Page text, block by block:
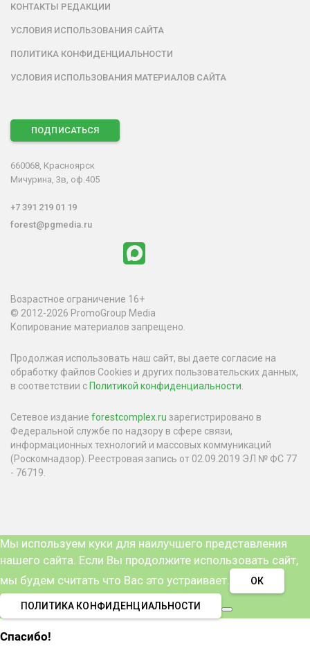
КОНТАКТЫ РЕДАКЦИИ
УСЛОВИЯ ИСПОЛЬЗОВАНИЯ САЙТА
ПОЛИТИКА КОНФИДЕНЦИАЛЬНОСТИ
УСЛОВИЯ ИСПОЛЬЗОВАНИЯ МАТЕРИАЛОВ САЙТА
ПОДПИСАТЬСЯ
660068, Красноярск
Мичурина, 3в, оф.405
+7 391 219 01 19
forest@pgmedia.ru
Возрастное ограничение 16+
© 2012-2026 PromoGroup Media
Копирование материалов запрещено.
Продолжая использовать наш сайт, вы даете согласие на
обработку файлов Cookies и других пользовательских данных,
в соответствии с Политикой конфиденциальности
Сетевое издание forestcomplex.ru зарегистрировано в
Федеральной службе по надзору в сфере связи,
информационных технологий и массовых коммуникаций
(Роскомнадзор). Реестровая запись от 02.09.2019 ЭЛ № ФС 77
- 76719.
Мы используем куки для наилучшего представления
нашего сайта. Если Вы продолжите использовать сайт,
мы будем считать что Вас это устраивает.
ОК
ПОЛИТИКА КОНФИДЕНЦИАЛЬНОСТИ
Спасибо!